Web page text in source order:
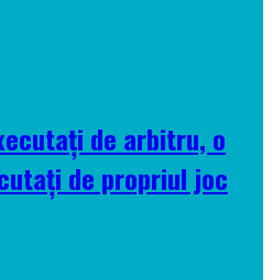
de arbitru, o
de propriul joc